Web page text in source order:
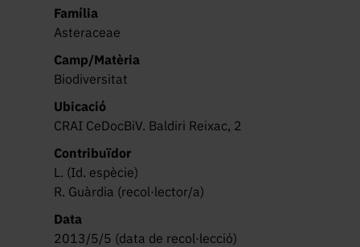
Família
Asteraceae
Camp/Matèria
Biodiversitat
Ubicació
CRAI CeDocBiV. Baldiri Reixac, 2
Contribuïdor
L. (Id. espècie)
R. Guàrdia (recol·lector/a)
Data
2013/5/5 (data de recol·lecció)